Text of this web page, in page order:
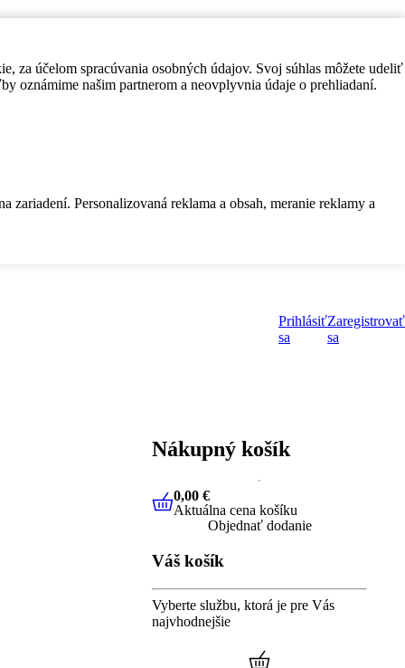
za účelom spracúvania osobných údajov. Svoj súhlas môžete udeliť
oznámime našim partnerom a neovplyvnia údaje o prehliadaní.
Personalizovaná reklama a obsah, meranie reklamy a
Prihlásiť
sa
Zaregistrovať
sa
Nákupný košík
0,00 €Aktuálna cena košíku
0,00 €
Aktuálna cena košíku
Objednať dodanie
Váš košík
Vyberte službu, ktorá je pre Vás
najvhodnejšie